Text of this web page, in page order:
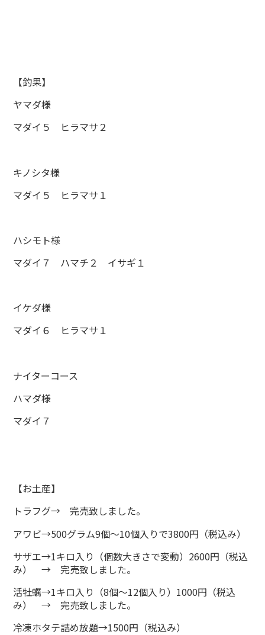
【釣果】
ヤマダ様
マダイ５ ヒラマサ２
キノシタ様
マダイ５ ヒラマサ１
ハシモト様
マダイ７ ハマチ２ イサギ１
イケダ様
マダイ６ ヒラマサ１
ナイターコース
ハマダ様
マダイ７
【お土産】
トラフグ→ 完売致しました。
アワビ→500グラム9個～10個入りで3800円（税込み）
サザエ→1キロ入り（個数大きさで変動）2600円（税込
み） → 完売致しました。
活牡蠣→1キロ入り（8個～12個入り）1000円（税込
み） → 完売致しました。
冷凍ホタテ詰め放題→1500円（税込み）